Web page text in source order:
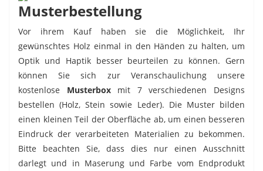
Musterbestellung
Vor ihrem Kauf haben sie die Möglichkeit, Ihr
gewünschtes Holz einmal in den Händen zu halten, um
Optik und Haptik besser beurteilen zu können. Gern
können Sie sich zur Veranschaulichung unsere
kostenlose
Musterbox mit 7 verschiedenen Designs
bestellen (Holz, Stein sowie Leder). Die Muster bilden
einen kleinen Teil der Oberfläche ab, um einen besseren
Eindruck der verarbeiteten Materialien zu bekommen.
Bitte beachten Sie, dass dies nur einen Ausschnitt
darlegt und in Maserung und Farbe vom Endprodukt